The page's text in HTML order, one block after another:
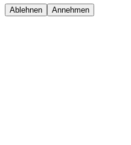
Ablehnen Annehmen